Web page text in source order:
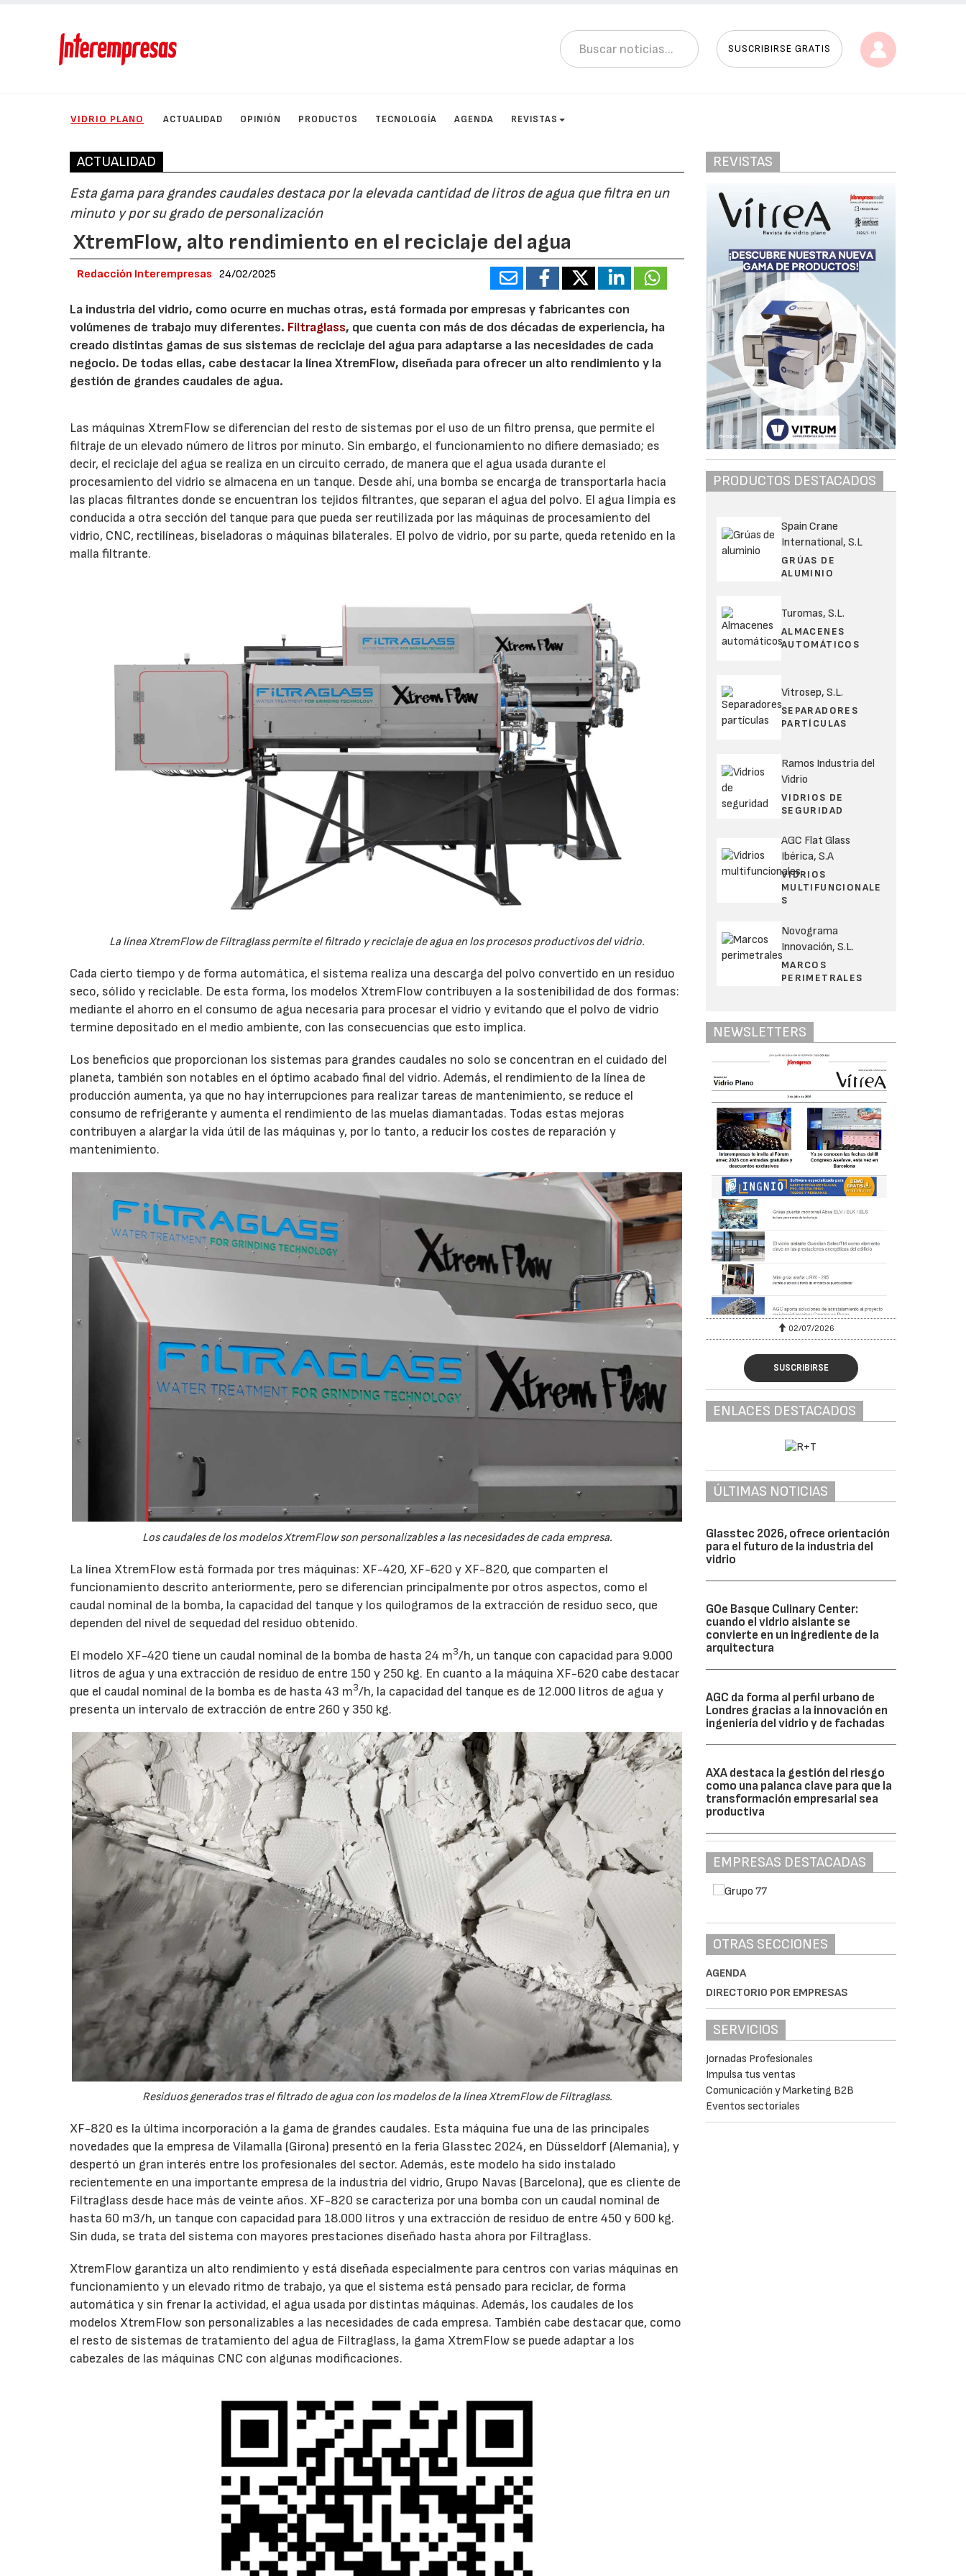
SUSCRIBIRSE GRATIS
VIDRIO PLANO ACTUALIDAD OPINIÓN PRODUCTOS TECNOLOGÍA AGENDA REVISTAS
ACTUALIDAD
Esta gama para grandes caudales destaca por la elevada cantidad de litros de agua que filtra en un
minuto y por su grado de personalización
XtremFlow, alto rendimiento en el reciclaje del agua
Redacción Interempresas 24/02/2025
La industria del vidrio, como ocurre en muchas otras, está formada por empresas y fabricantes con
volúmenes de trabajo muy diferentes. Filtraglass, que cuenta con más de dos décadas de experiencia, ha
creado distintas gamas de sus sistemas de reciclaje del agua para adaptarse a las necesidades de cada
negocio. De todas ellas, cabe destacar la línea XtremFlow, diseñada para ofrecer un alto rendimiento y la
gestión de grandes caudales de agua.
Las máquinas XtremFlow se diferencian del resto de sistemas por el uso de un filtro prensa, que permite el
filtraje de un elevado número de litros por minuto. Sin embargo, el funcionamiento no difiere demasiado; es
decir, el reciclaje del agua se realiza en un circuito cerrado, de manera que el agua usada durante el
procesamiento del vidrio se almacena en un tanque. Desde ahí, una bomba se encarga de transportarla hacia
las placas filtrantes donde se encuentran los tejidos filtrantes, que separan el agua del polvo. El agua limpia es
conducida a otra sección del tanque para que pueda ser reutilizada por las máquinas de procesamiento del
vidrio, CNC, rectilíneas, biseladoras o máquinas bilaterales. El polvo de vidrio, por su parte, queda retenido en la
malla filtrante.
La línea XtremFlow de Filtraglass permite el filtrado y reciclaje de agua en los procesos productivos del vidrio.
Cada cierto tiempo y de forma automática, el sistema realiza una descarga del polvo convertido en un residuo
seco, sólido y reciclable. De esta forma, los modelos XtremFlow contribuyen a la sostenibilidad de dos formas:
mediante el ahorro en el consumo de agua necesaria para procesar el vidrio y evitando que el polvo de vidrio
termine depositado en el medio ambiente, con las consecuencias que esto implica.
Los beneficios que proporcionan los sistemas para grandes caudales no solo se concentran en el cuidado del
planeta, también son notables en el óptimo acabado final del vidrio. Además, el rendimiento de la línea de
producción aumenta, ya que no hay interrupciones para realizar tareas de mantenimiento, se reduce el
consumo de refrigerante y aumenta el rendimiento de las muelas diamantadas. Todas estas mejoras
contribuyen a alargar la vida útil de las máquinas y, por lo tanto, a reducir los costes de reparación y
mantenimiento.
Los caudales de los modelos XtremFlow son personalizables a las necesidades de cada empresa.
La línea XtremFlow está formada por tres máquinas: XF-420, XF-620 y XF-820, que comparten el
funcionamiento descrito anteriormente, pero se diferencian principalmente por otros aspectos, como el
caudal nominal de la bomba, la capacidad del tanque y los quilogramos de la extracción de residuo seco, que
dependen del nivel de sequedad del residuo obtenido.
El modelo XF-420 tiene un caudal nominal de la bomba de hasta 24 m3/h, un tanque con capacidad para 9.000
litros de agua y una extracción de residuo de entre 150 y 250 kg. En cuanto a la máquina XF-620 cabe destacar
que el caudal nominal de la bomba es de hasta 43 m3/h, la capacidad del tanque es de 12.000 litros de agua y
presenta un intervalo de extracción de entre 260 y 350 kg.
Residuos generados tras el filtrado de agua con los modelos de la línea XtremFlow de Filtraglass.
XF-820 es la última incorporación a la gama de grandes caudales. Esta máquina fue una de las principales
novedades que la empresa de Vilamalla (Girona) presentó en la feria Glasstec 2024, en Düsseldorf (Alemania), y
despertó un gran interés entre los profesionales del sector. Además, este modelo ha sido instalado
recientemente en una importante empresa de la industria del vidrio, Grupo Navas (Barcelona), que es cliente de
Filtraglass desde hace más de veinte años. XF-820 se caracteriza por una bomba con un caudal nominal de
hasta 60 m3/h, un tanque con capacidad para 18.000 litros y una extracción de residuo de entre 450 y 600 kg.
Sin duda, se trata del sistema con mayores prestaciones diseñado hasta ahora por Filtraglass.
XtremFlow garantiza un alto rendimiento y está diseñada especialmente para centros con varias máquinas en
funcionamiento y un elevado ritmo de trabajo, ya que el sistema está pensado para reciclar, de forma
automática y sin frenar la actividad, el agua usada por distintas máquinas. Además, los caudales de los
modelos XtremFlow son personalizables a las necesidades de cada empresa. También cabe destacar que, como
el resto de sistemas de tratamiento del agua de Filtraglass, la gama XtremFlow se puede adaptar a los
cabezales de las máquinas CNC con algunas modificaciones.
REVISTAS
PRODUCTOS DESTACADOS
Spain Crane
International, S.L
GRÚAS DE
ALUMINIO
Turomas, S.L.
ALMACENES
AUTOMÁTICOS
Vitrosep, S.L.
SEPARADORES
PARTÍCULAS
Ramos Industria del
Vidrio
VIDRIOS DE
SEGURIDAD
AGC Flat Glass
Ibérica, S.A
VIDRIOS
MULTIFUNCIONALE
S
Novograma
Innovación, S.L.
MARCOS
PERIMETRALES
NEWSLETTERS
02/07/2026
SUSCRIBIRSE
ENLACES DESTACADOS
ÚLTIMAS NOTICIAS
Glasstec 2026, ofrece orientación
para el futuro de la industria del
vidrio
GOe Basque Culinary Center:
cuando el vidrio aislante se
convierte en un ingrediente de la
arquitectura
AGC da forma al perfil urbano de
Londres gracias a la innovación en
ingeniería del vidrio y de fachadas
AXA destaca la gestión del riesgo
como una palanca clave para que la
transformación empresarial sea
productiva
EMPRESAS DESTACADAS
OTRAS SECCIONES
AGENDA
DIRECTORIO POR EMPRESAS
SERVICIOS
Jornadas Profesionales
Impulsa tus ventas
Comunicación y Marketing B2B
Eventos sectoriales